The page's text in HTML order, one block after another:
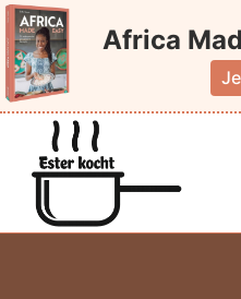
Zum
Inhalt
springen
Africa